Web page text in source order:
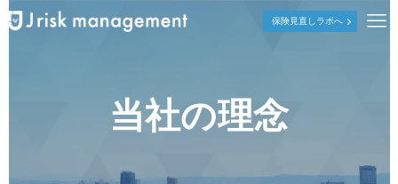
保険見直しラボへ
当社の理念